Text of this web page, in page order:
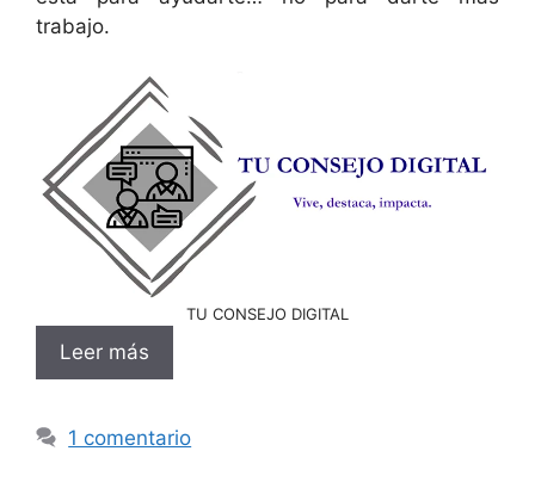
trabajo.
TU CONSEJO DIGITAL
Leer más
1 comentario